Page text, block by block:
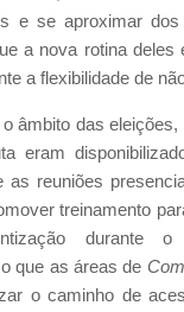
e se aproximar
a nova rotina deles
a flexibilidade de
âmbito das
eram
as reuniões
treinamento
durante o
que as áreas de
o caminho de